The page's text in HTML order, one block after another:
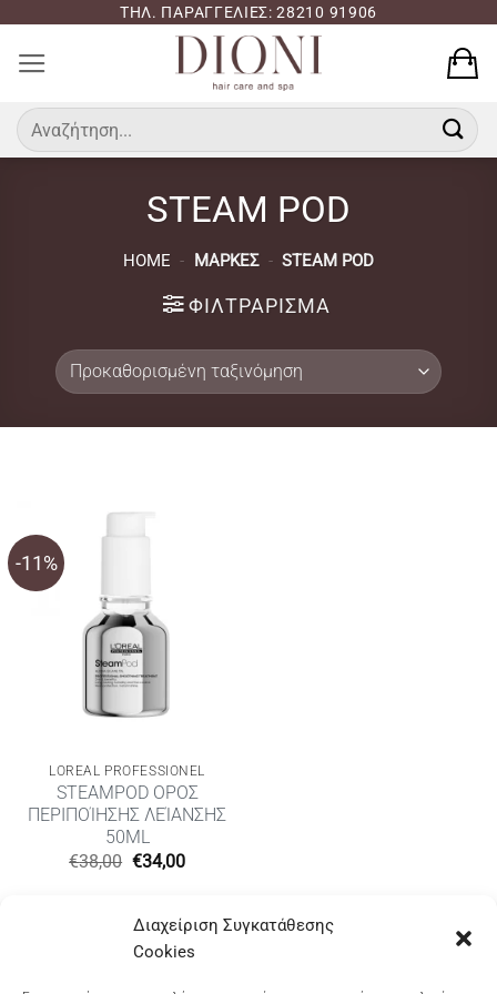
Διαχείριση Συγκατάθεσης
Cookies
περιεχόμενο
ΤΗΛ. ΠΑΡΑΓΓΕΛΙΕΣ: 28210 91906
Αναζήτηση
για:
STEAM POD
HOME - ΜΆΡΚΕΣ - STEAM POD
ΦΙΛΤΡΆΡΙΣΜΑ
-11%
LOREAL PROFESSIONEL
STEAMPOD ΟΡΟΣ
ΠΕΡΙΠΟΊΗΣΗΣ ΛΕΊΑΝΣΗΣ
50ML
€38,00 Original
price
€34,00Η
€34,00.